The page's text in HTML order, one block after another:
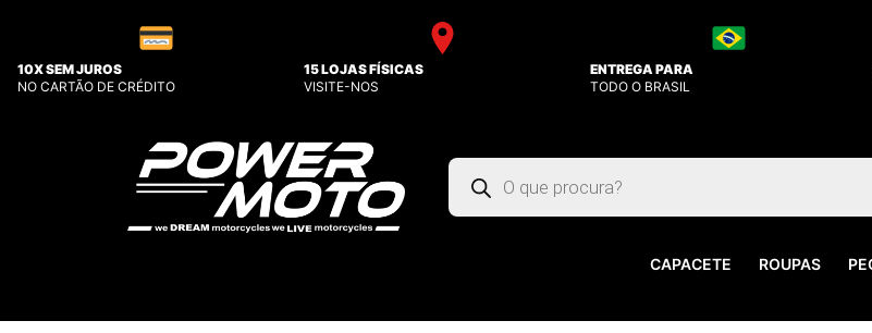
10X SEM JUROS
NO CARTÃO DE CRÉDITO
15 LOJAS FÍSICAS
VISITE-NOS
ENTREGA PARA
TODO O BRASIL
Pesquisar
produtos
CAPACETE ROUPAS